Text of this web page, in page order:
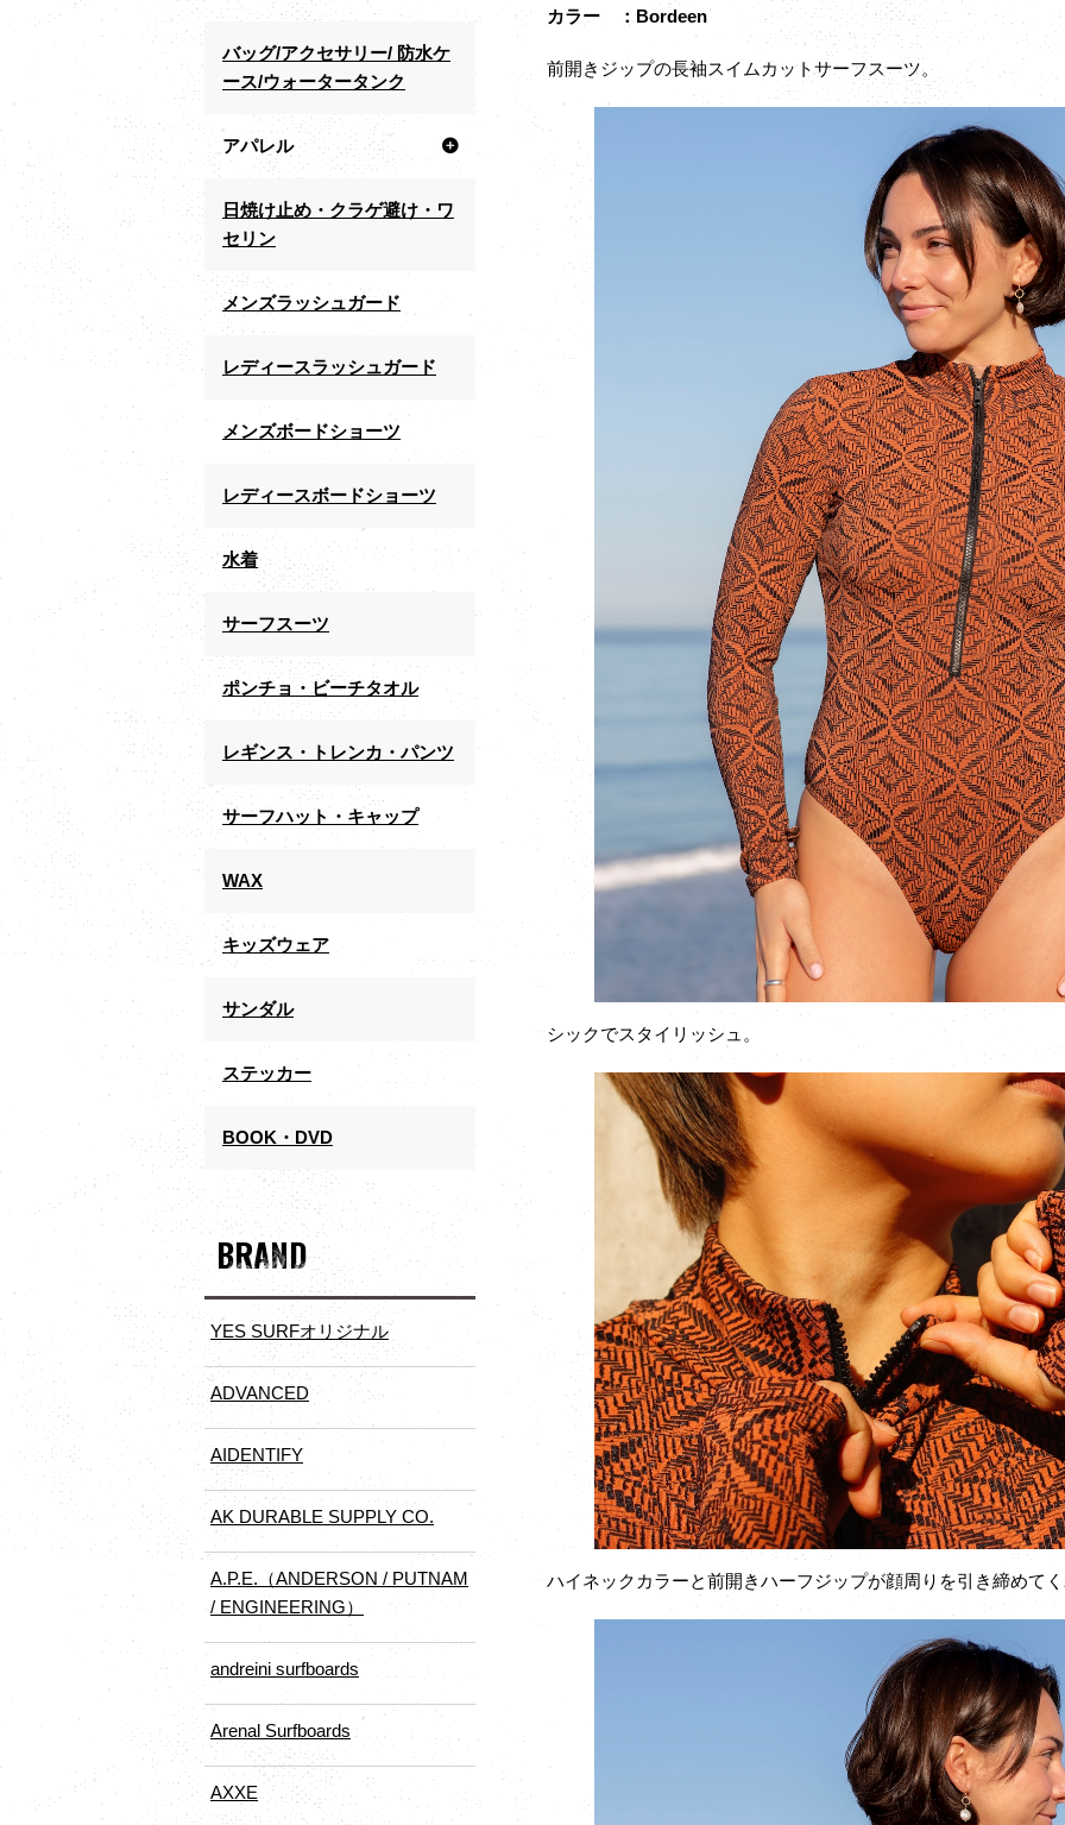
カラー ：Bordeen
前開きジップの長袖スイムカットサーフスーツ。
シックでスタイリッシュ。
ハイネックカラーと前開きハーフジップが顔周りを引き締めて
バッグ/アクセサリー/ 防水ケ
ース/ウォータータンク
アパレル
日焼け止め・クラゲ避け・ワ
セリン
メンズラッシュガード
レディースラッシュガード
メンズボードショーツ
レディースボードショーツ
水着
サーフスーツ
ポンチョ・ビーチタオル
レギンス・トレンカ・パンツ
サーフハット・キャップ
WAX
キッズウェア
サンダル
ステッカー
BOOK・DVD
BRAND
YES SURFオリジナル
ADVANCED
AIDENTIFY
AK DURABLE SUPPLY CO.
A.P.E.（ANDERSON / PUTNAM
/ ENGINEERING）
andreini surfboards
Arenal Surfboards
AXXE